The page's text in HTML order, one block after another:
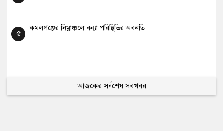
৫
কমলগঞ্জের নিম্নাঞ্চলে বন্যা পরিস্থিতির অবনতি
আজকের সর্বশেষ সবখবর